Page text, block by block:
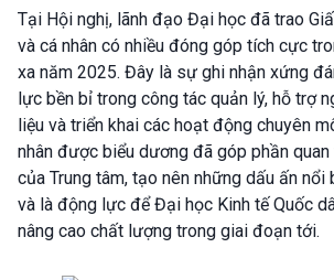
Tại Hội nghị, lãnh đạo Đại học đã trao
và cá nhân có nhiều đóng góp tích cực
xa năm 2025. Đây là sự ghi nhận xứng
lực bền bỉ trong công tác quản lý, hỗ trợ
liệu và triển khai các hoạt động chuyên
nhân được biểu dương đã góp phần
của Trung tâm, tạo nên những dấu ấn
và là động lực để Đại học Kinh tế Quốc
nâng cao chất lượng trong giai đoạn tới.